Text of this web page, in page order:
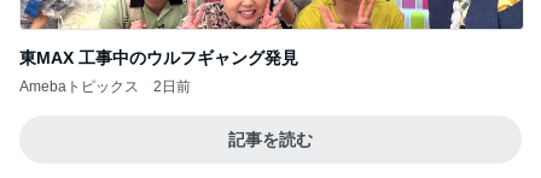
東MAX 工事中のウルフギャング発見
Amebaトピックス 2日前
記事を読む